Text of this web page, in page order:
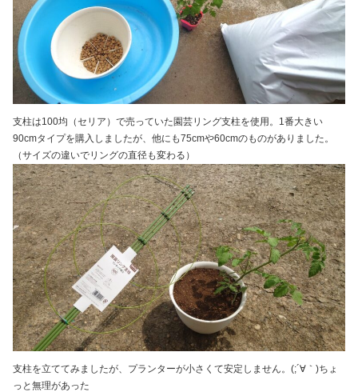
支柱は100均（セリア）で売っていた園芸リング支柱を使用。1番大きい
90cmタイプを購入しましたが、他にも75cmや60cmのものがありました。
（サイズの違いでリングの直径も変わる）
支柱を立ててみましたが、プランターが小さくて安定しません。(;´∀｀)ちょ
っと無理があった